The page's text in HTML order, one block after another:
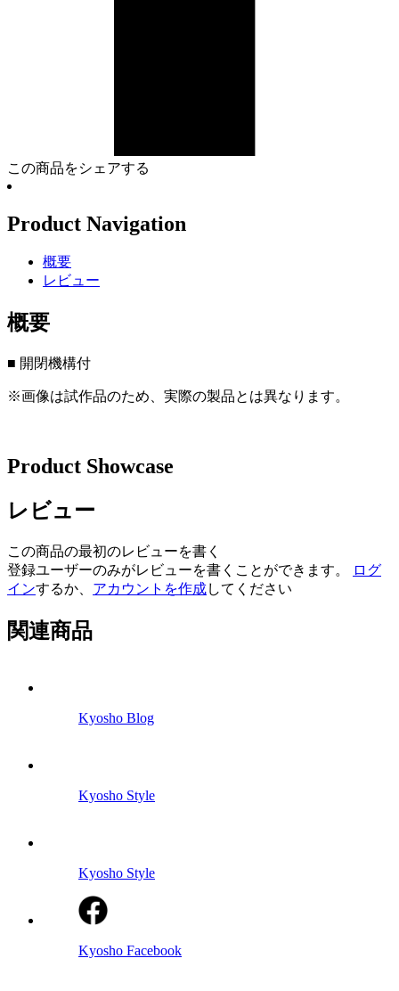
この商品をシェアする
Product Navigation
概要
レビュー
概要
■ 開閉機構付
※画像は試作品のため、実際の製品とは異なります。
Product Showcase
レビュー
この商品の最初のレビューを書く
登録ユーザーのみがレビューを書くことができます。
ログ
インするか、 アカウントを作成してください
関連商品
Kyosho Blog
Kyosho Style
Kyosho Style
Kyosho Facebook